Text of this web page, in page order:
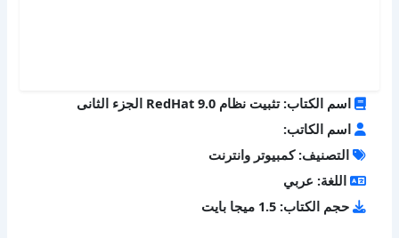
اسم الكتاب: تثبيت نظام RedHat 9.0 الجزء الثانى
اسم الكاتب:
التصنيف: كمبيوتر وانترنت
اللغة: عربي
حجم الكتاب: 1.5 ميجا بايت